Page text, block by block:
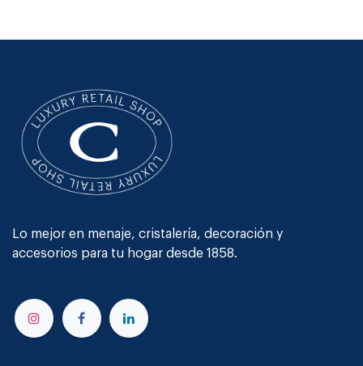
Lo mejor en menaje, cristalería, decoración y
accesorios para tu hogar desde 1858.